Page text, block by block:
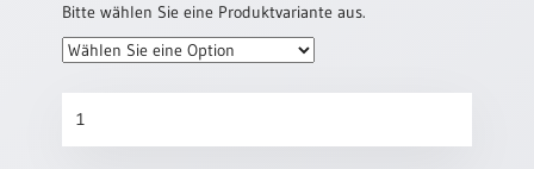
Einzelposter
Sortimente
Bitte wählen Sie eine Produktvariante aus.
„Rosenstrauch“
Menge